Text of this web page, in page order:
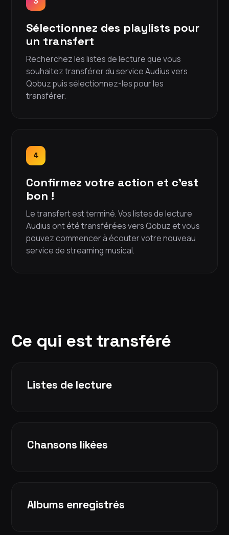
Sélectionnez des playlists pour
un transfert
Recherchez les listes de lecture que vous
souhaitez transférer du service Audius vers
Qobuz puis sélectionnez-les pour les
transférer.
4
Confirmez votre action et c'est
bon !
Le transfert est terminé. Vos listes de lecture
Audius ont été transférées vers Qobuz et vous
pouvez commencer à écouter votre nouveau
service de streaming musical.
Ce qui est transféré
Listes de lecture
Chansons likées
Albums enregistrés